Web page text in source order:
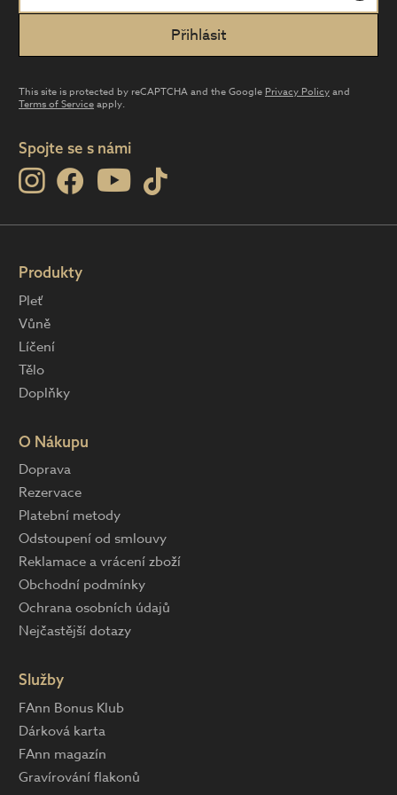
This site is protected by reCAPTCHA and the Google Privacy Policyand
Terms of Serviceapply.
Spojte se s námi
Produkty
Pleť
Vůně
Líčení
Tělo
Doplňky
O Nákupu
Doprava
Rezervace
Platební metody
Odstoupení od smlouvy
Reklamace a vrácení zboží
Obchodní podmínky
Ochrana osobních údajů
Nejčastější dotazy
Služby
FAnn Bonus Klub
Dárková karta
FAnn magazín
Gravírování flakonů